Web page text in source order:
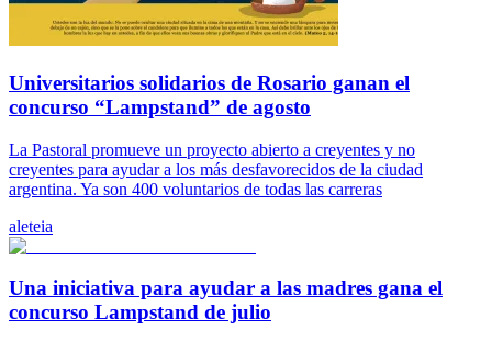
Universitarios solidarios de Rosario ganan el
concurso “Lampstand” de agosto
La Pastoral promueve un proyecto abierto a creyentes y no
creyentes para ayudar a los más desfavorecidos de la ciudad
argentina. Ya son 400 voluntarios de todas las carreras
aleteia
Una iniciativa para ayudar a las madres gana el
concurso Lampstand de julio